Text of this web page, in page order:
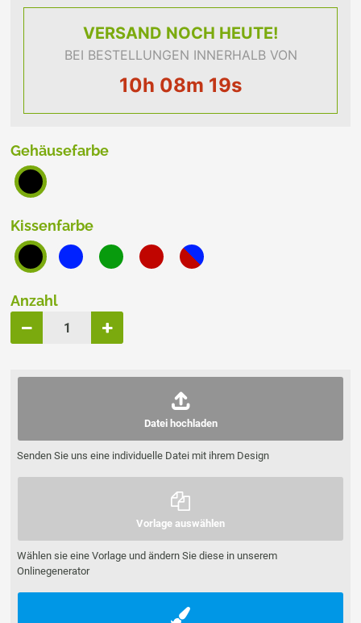
VERSAND NOCH HEUTE!
BEI BESTELLUNGEN INNERHALB VON
10h 08m 19s
Gehäusefarbe
Kissenfarbe
Anzahl
Datei hochladen
Senden Sie uns eine individuelle Datei mit ihrem Design
Vorlage auswählen
Wählen sie eine Vorlage und ändern Sie diese in unserem
Onlinegenerator